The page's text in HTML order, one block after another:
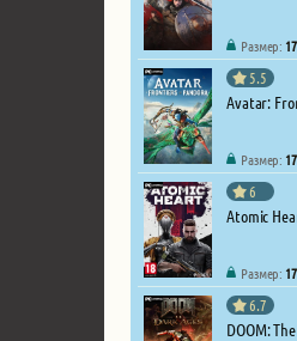
Размер:
5.5
Avatar:
Размер:
6
Atomic
Размер:
6.7
DOOM: